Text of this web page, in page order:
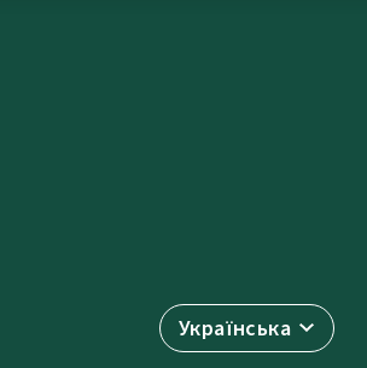
Українська